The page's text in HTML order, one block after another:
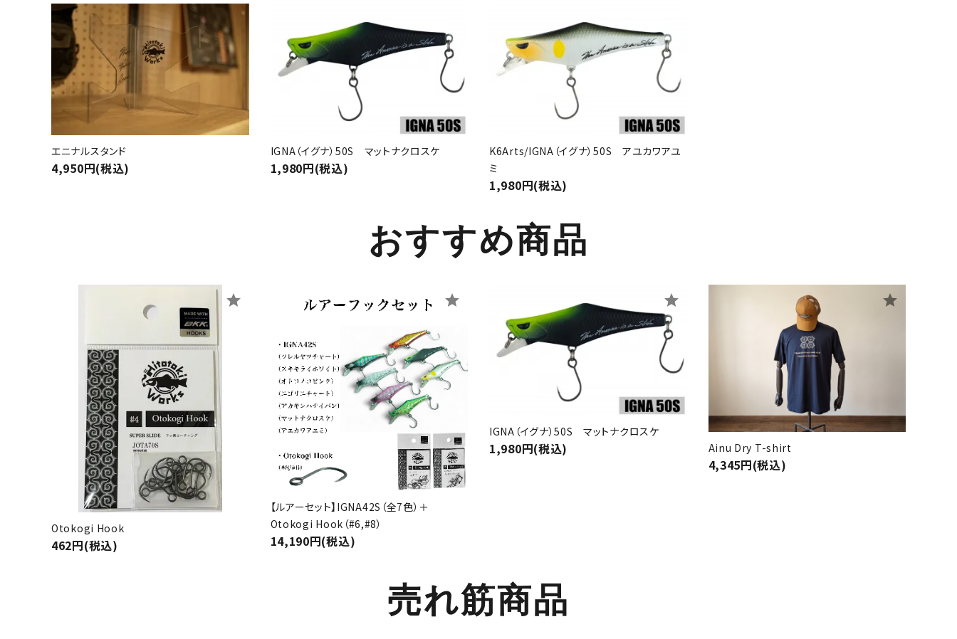
エニナルスタンド
4,950円(税込)
IGNA（イグナ）50S マットナクロスケ
1,980円(税込)
K6Arts/IGNA（イグナ）50S アユカワアユ
ミ
1,980円(税込)
おすすめ商品
Otokogi Hook
462円(税込)
star
【ルアーセット】IGNA42S（全7色）＋
Otokogi Hook（#6,#8）
14,190円(税込)
star
IGNA（イグナ）50S マットナクロスケ
1,980円(税込)
star
Ainu Dry T-shirt
4,345円(税込)
star
売れ筋商品